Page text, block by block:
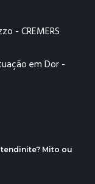
- CREMERS
em Dor -
Mito ou